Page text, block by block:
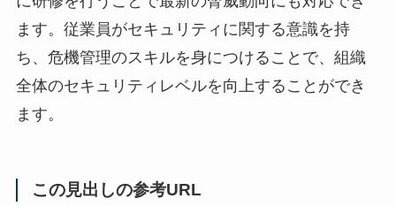
ます。従業員がセキュリティに関する意識を持
ち、危機管理のスキルを身につけることで、組織
全体のセキュリティレベルを向上することができ
ます。
この見出しの参考URL